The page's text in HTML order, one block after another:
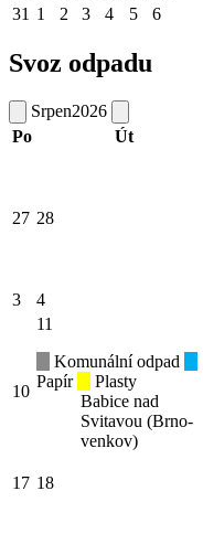
31 1 2 3 4 5 6
Svoz odpadu
Srpen2026
Po
Út
27 28
3 4
10
11
Komunální odpad
Papír
Plasty
Babice nad
Svitavou (Brno-
venkov)
17 18